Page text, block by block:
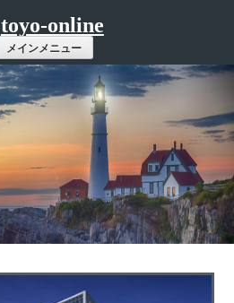
toyo-online
メインメニュー